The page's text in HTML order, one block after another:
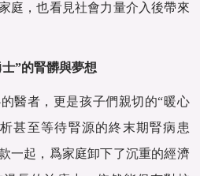
庭，也看見社會力量介入後帶來
士”的腎髒與夢想
醫者，更是孩子們親切的“暖心
甚至等待腎源的終末期腎病患
一起，爲家庭卸下了沉重的經濟